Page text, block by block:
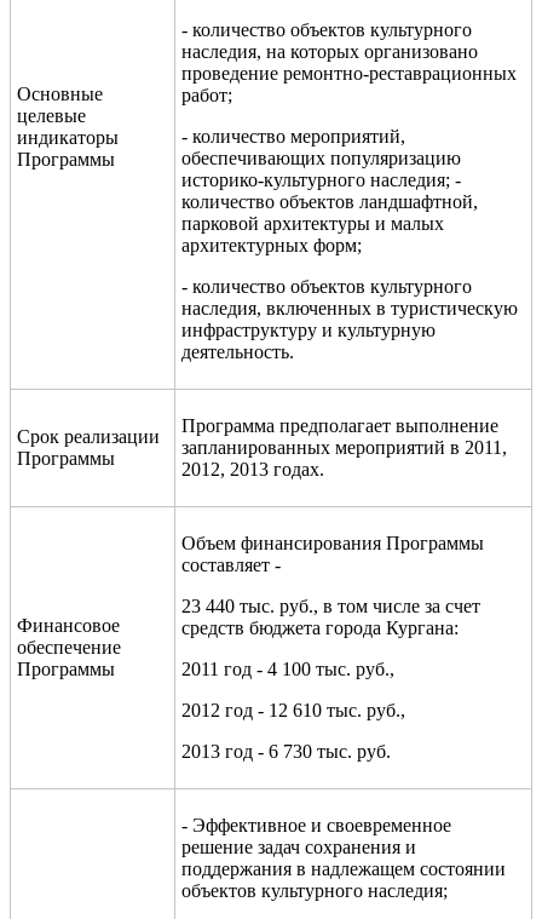
Основные
целевые
индикаторы
Программы
- количество объектов культурного
наследия, на которых организовано
проведение ремонтно-реставрационных
работ;
- количество мероприятий,
обеспечивающих популяризацию
историко-культурного наследия; -
количество объектов ландшафтной,
парковой архитектуры и малых
архитектурных форм;
- количество объектов культурного
наследия, включенных в туристическую
инфраструктуру и культурную
деятельность.
Срок реализации
Программы
Программа предполагает выполнение
запланированных мероприятий в 2011 ,
2012, 2013 годах.
Финансовое
обеспечение
Программы
Объем финансирования Программы
составляет -
23 440 тыс. руб., в том числе за счет
средств бюджета города Кургана:
2011 год - 4 100 тыс. руб.,
2012 год - 12 610 тыс. руб.,
2013 год - 6 730 тыс. руб.
- Эффективное и своевременное
решение задач сохранения и
поддержания в надлежащем состоянии
объектов культурного наследия;